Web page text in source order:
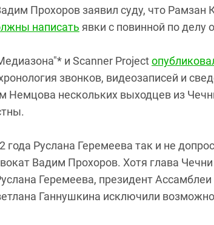
Прохоров заявил суду, что
написать явки с повинной по делу
и Scanner Project
звонков, видеозаписей и
Немцова нескольких выходцев из
года Руслана Геремеева так и не
Вадим Прохоров. Хотя глава
Геремеева, президент
Ганнушкина исключили